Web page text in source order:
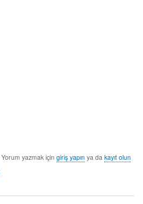
Yorum yazmak için giriş yapınya da kayıt olun